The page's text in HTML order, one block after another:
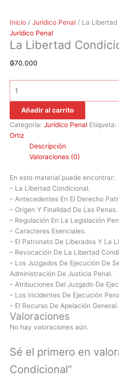
Inicio / Jurídico Penal / La Libertad
Jurídico Penal
La Libertad
₲70.000
Añadir al carrito
Categoría: Jurídico Penal Etiqueta:
Ortiz
Descripción
Valoraciones (0)
En este material puede encontrar:
– La Libertad Condicional.
– Antecedentes En El Derecho
– Origen Y Finalidad De Las Penas.
– Regulación En La Legislación
– Caracteres Esenciales.
– El Patronato De Liberados Y La
– Revocación De La Libertad
– Los Juzgados De Ejecución De
Administración De Justicia Penal.
– Atribuciones Del Juzgado De
– Los Incidentes De Ejecución
– El Recurso De Apelación General.
Valoraciones
No hay valoraciones aún.
Sé el primero en
Condicional”